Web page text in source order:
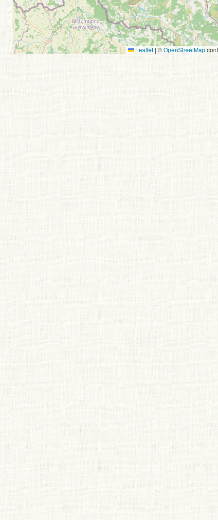
Leaflet | ©OpenStreetMap